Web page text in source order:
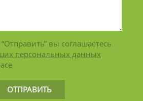
вы соглашаетесь
персональных данных